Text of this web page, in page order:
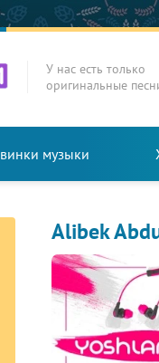
У нас есть только
оригинальные
музыки
Alibek